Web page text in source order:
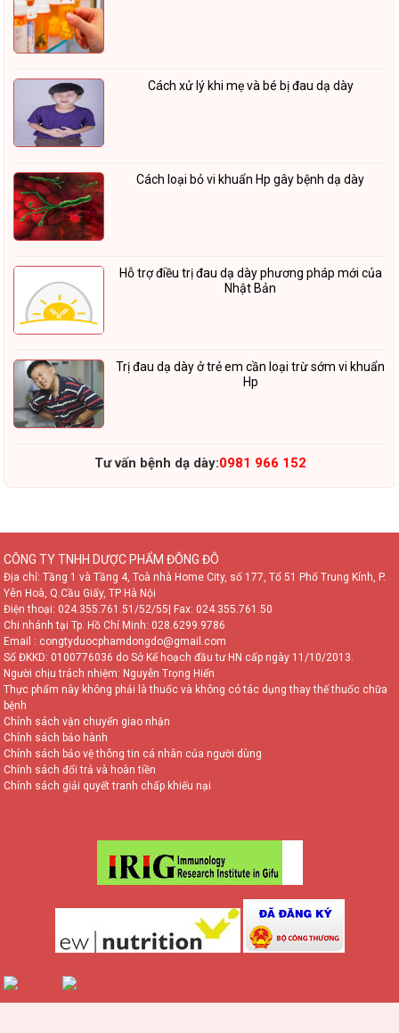
Cách xử lý khi mẹ và bé bị đau dạ dày
Cách loại bỏ vi khuẩn Hp gây bệnh dạ dày
Hỗ trợ điều trị đau dạ dày phương pháp mới của
Nhật Bản
Trị đau dạ dày ở trẻ em cần loại trừ sớm vi khuẩn
Hp
Tư vấn bệnh dạ dày:0981 966 152
CÔNG TY TNHH DƯỢC PHẨM ĐÔNG ĐÔ
Địa chỉ: Tầng 1 và Tầng 4, Toà nhà Home City, số 177, Tổ 51 Phố Trung Kính, P.
Yên Hoà, Q.Cầu Giấy, TP Hà Nội
Điện thoại: 024.355.761.51/52/55
| Fax: 024.355.761.50
Chi nhánh tại Tp. Hồ Chí Minh: 028.6299.9786
Email : congtyduocphamdongdo@gmail.com
Số ĐKKD: 0100776036 do Sở Kế hoạch đầu tư HN cấp ngày 11/10/2013.
Người chịu trách nhiệm: Nguyễn Trọng Hiển
Thực phẩm này không phải là thuốc và không có tác dụng thay thế thuốc chữa
bệnh
Chính sách vận chuyển giao nhận
Chính sách bảo hành
Chính sách bảo vệ thông tin cá nhân của người dùng
Chính sách đổi trả và hoàn tiền
Chính sách giải quyết tranh chấp khiếu nại